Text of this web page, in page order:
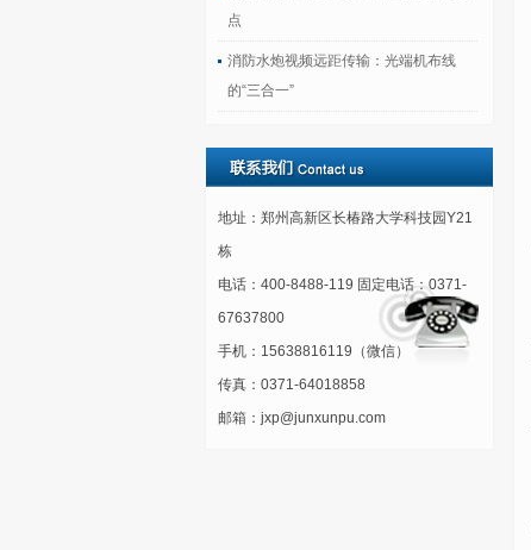
点
消防水炮视频远距传输：光端机布线
的“三合一”
地址：郑州高新区长椿路大学科技园Y21
栋
电话：400-8488-119 固定电话：0371-
67637800
手机：15638816119（微信）
传真：0371-64018858
邮箱：jxp@junxunpu.com